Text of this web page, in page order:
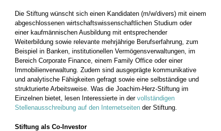
Die Stiftung wünscht sich einen Kandidaten (m/w/divers) mit einem
abgeschlossenen wirtschaftswissenschaftlichen Studium oder
einer kaufmännischen Ausbildung mit entsprechender
Weiterbildung sowie relevante mehrjährige Berufserfahrung, zum
Beispiel in Banken, institutionellen Vermögensverwaltungen, im
Bereich Corporate Finance, einem Family Office oder einer
Immobilienverwaltung. Zudem sind ausgeprägte kommunikative
und analytische Fähigkeiten gefragt sowie eine selbständige und
strukturierte Arbeitsweise. Was die Joachim-Herz-Stiftung im
Einzelnen bietet, lesen Interessierte in der vollständigen
Stellenausschreibung auf den Internetseiten der Stiftung.
Stiftung als Co-Investor